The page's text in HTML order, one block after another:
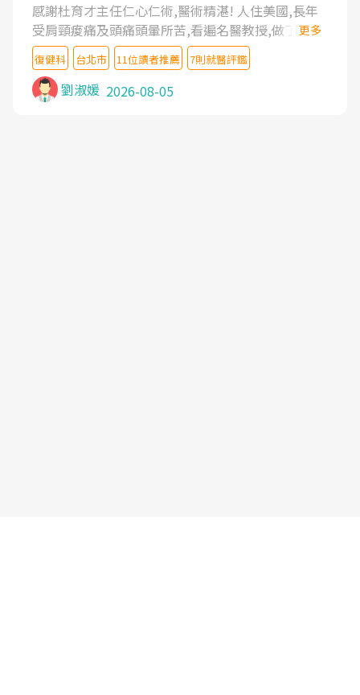
感謝杜育才主任仁心仁術,醫術精湛! 人住美國,長年
受肩頸痠痛及頭痛頭暈所苦,看遍名醫教授,做了各種
檢查,也嘗試過西醫打針,中醫針灸及物理徒手治療都
沒有用,後來連吃到嗎啡類止痛藥都效果有限,只是壓
症狀,沒多久就痛起來,多年失眠嚴重影響生活品質.
台灣親友介紹忠孝醫院杜育才主任是頸頭症候群專
更多
復健科 台北市 11位讀者推薦 7則就醫評鑑
劉淑媛 2026-08-05